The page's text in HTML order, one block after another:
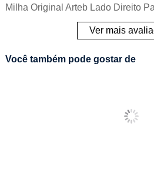
Milha Original Arteb Lado Direito
Ver mais
Você também pode gostar de